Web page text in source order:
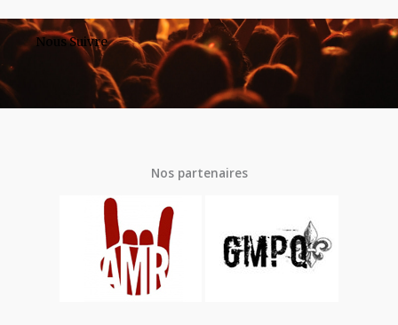
Nous Suivre
Nos partenaires